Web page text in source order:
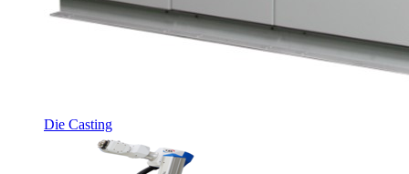
Die Casting